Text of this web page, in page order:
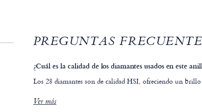
PREGUNTAS
¿Cuál es la calidad de los diamantes usados en este
Los 28 diamantes son de calidad HSI, ofreciendo un
Ver más